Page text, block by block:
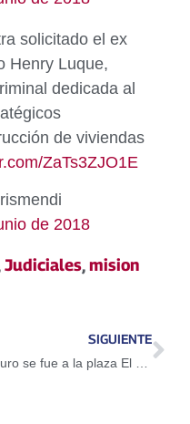
solicitado el ex
Henry Luque,
dedicada al
de viviendas
ZaTs3ZJO1E
de 2018
Judiciales,mision
SIGUIENTE
Maduro se fue a la plaza El Venezolano para supervisar el Plan Caracas